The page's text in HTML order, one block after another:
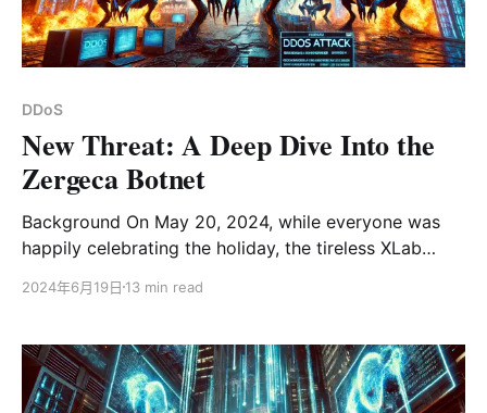
服务器植入挖矿木马，这是第一次被公开披露的使用0day
漏洞入侵服务器植入挖矿木马的案例。该团伙擅长利用反
序列化、 未授权访问等漏洞攻击Windows和Linux服务
对主机进行控制和恶意利用。之前挖矿是该团伙主要活跃
领域，
DDoS
New Threat: A Deep Dive Into the
Zergeca Botnet
Background On May 20, 2024, while everyone was
happily celebrating the holiday, the tireless XLab
a suspicious ELF file around 2 PM, located at
UPX, had a magic number of 0x30219101, and was
2024年6月19日 13 min read